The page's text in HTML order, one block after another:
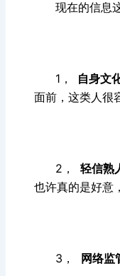
现在的信息这
1， 自身文
面前，这类人很
2， 轻信熟
也许真的是好意
3， 网络监